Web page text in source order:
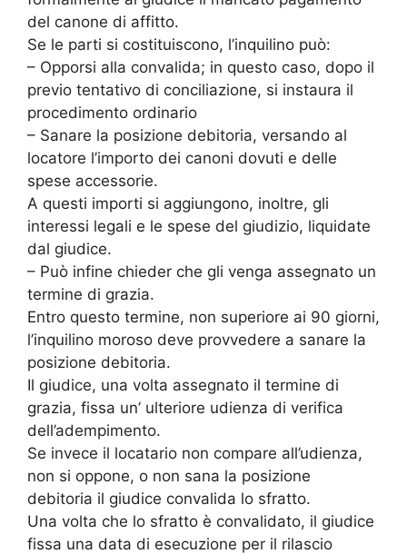
del canone di affitto.
Se le parti si costituiscono, l’inquilino può:
– Opporsi alla convalida; in questo caso, dopo il
previo tentativo di conciliazione, si instaura il
procedimento ordinario
– Sanare la posizione debitoria, versando al
locatore l’importo dei canoni dovuti e delle
spese accessorie.
A questi importi si aggiungono, inoltre, gli
interessi legali e le spese del giudizio, liquidate
dal giudice.
– Può infine chieder che gli venga assegnato un
termine di grazia.
Entro questo termine, non superiore ai 90 giorni,
l’inquilino moroso deve provvedere a sanare la
posizione debitoria.
Il giudice, una volta assegnato il termine di
grazia, fissa un’ ulteriore udienza di verifica
dell’adempimento.
Se invece il locatario non compare all’udienza,
non si oppone, o non sana la posizione
debitoria il giudice convalida lo sfratto.
Una volta che lo sfratto è convalidato, il giudice
fissa una data di esecuzione per il rilascio